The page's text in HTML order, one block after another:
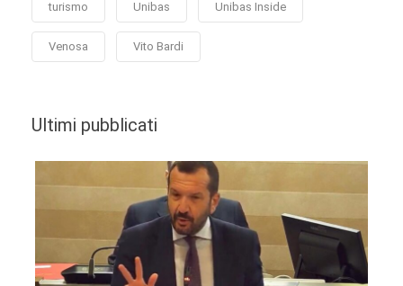
turismo Unibas Unibas Inside
Venosa Vito Bardi
Ultimi pubblicati